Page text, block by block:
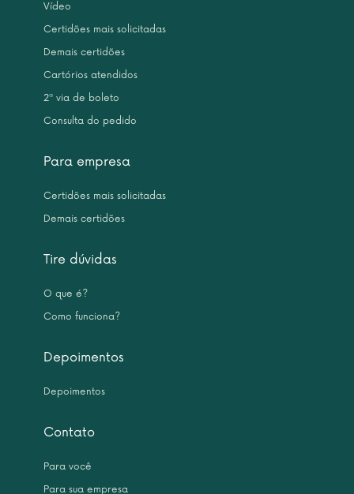
Vídeo
Certidões mais solicitadas
Demais certidões
Cartórios atendidos
2ª via de boleto
Consulta do pedido
Para empresa
Certidões mais solicitadas
Demais certidões
Tire dúvidas
O que é?
Como funciona?
Depoimentos
Depoimentos
Contato
Para você
Para sua empresa